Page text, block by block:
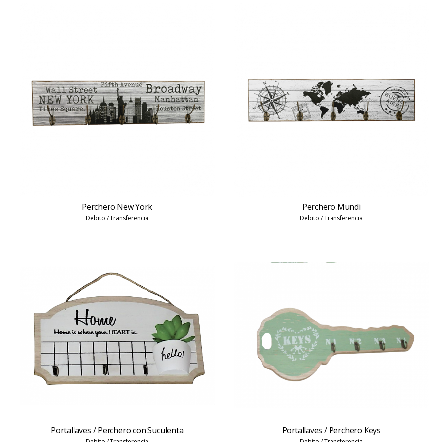
Perchero New York
Debito / Transferencia
Perchero Mundi
Debito / Transferencia
Portallaves / Perchero con Suculenta Portallaves / Perchero Keys